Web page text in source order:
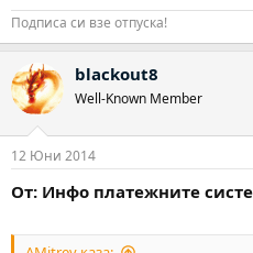
Подписа си взе отпуска!
blackout8
Well-Known Member
12 Юни 2014
От: Инфо платежните